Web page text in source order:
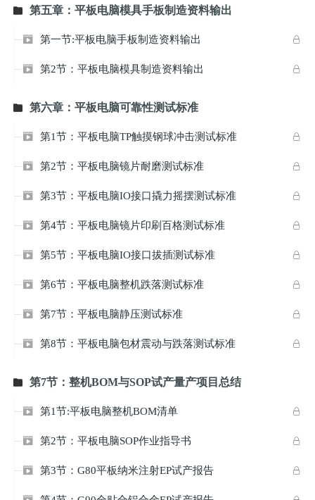
 第五章：平板电脑模具手板制造资料输出

 第一节:平板电脑手板制造资料输出

 第2节：平板电脑模具制造资料输出
 第六章：平板电脑可靠性测试标准

 第1节：平板电脑TP触摸钢球冲击测试标准

 第2节：平板电脑镜片耐磨测试标准

 第3节：平板电脑IO接口撬力摇摆测试标准

 第4节：平板电脑镜片印刷百格测试标准

 第5节：平板电脑IO接口拔插测试标准

 第6节：平板电脑整机跌落测试标准

 第7节：平板电脑静压测试标准

 第8节：平板电脑包材震动与跌落测试标准
 第7节：整机BOM与SOP试产量产项目总结

 第1节:平板电脑整机BOM清单

 第2节：平板电脑SOP作业指导书

 第3节：G80平板纳米注射EP试产报告